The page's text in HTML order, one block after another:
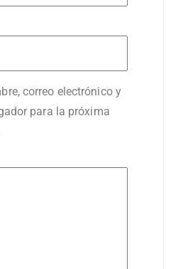
correo electrónico y
para la próxima